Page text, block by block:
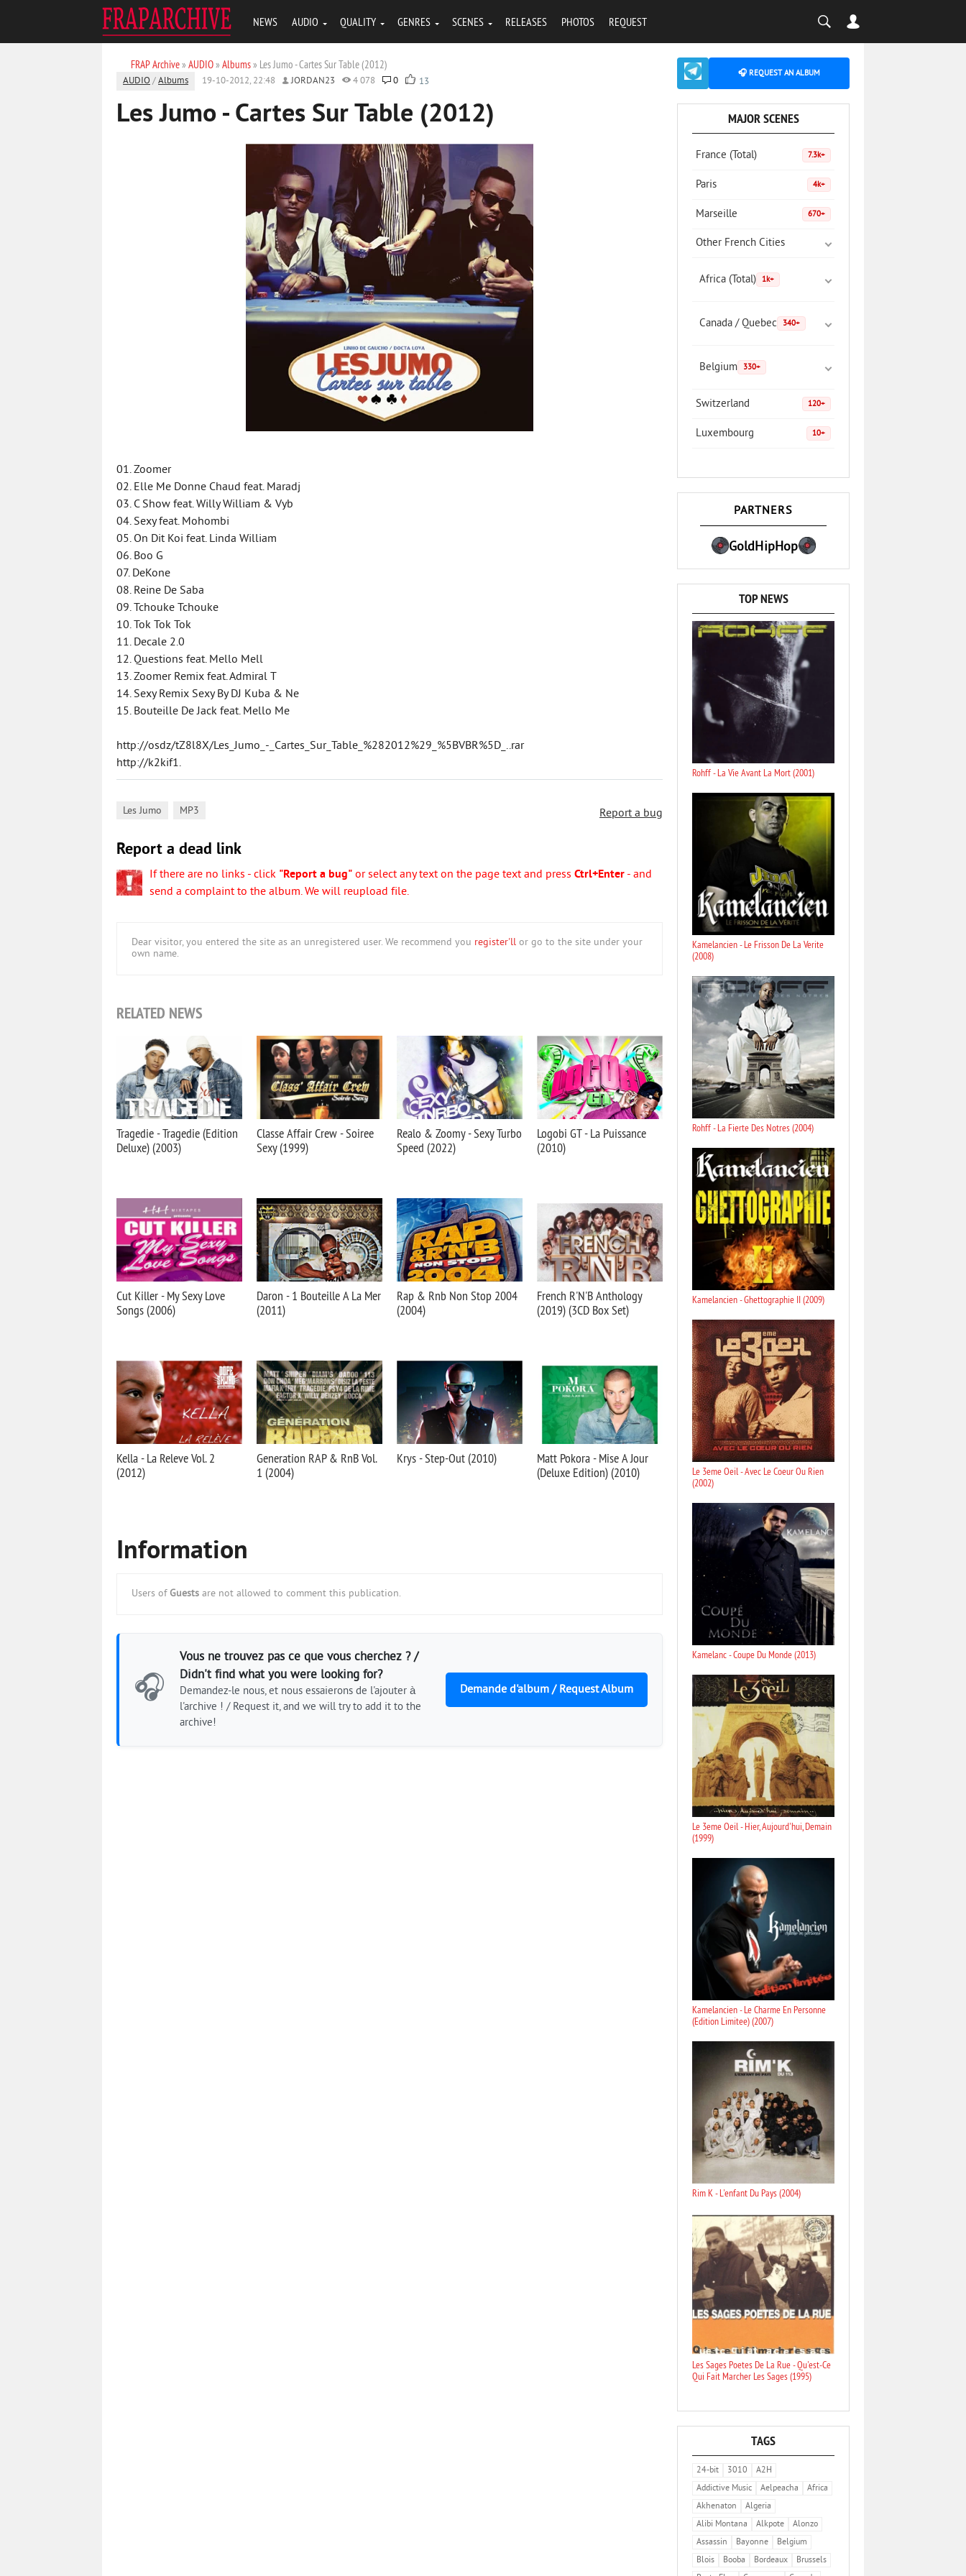
NEWS AUDIO QUALITY GENRES SCENES RELEASES PHOTOS REQUEST
FRAP Archive» AUDIO» Albums» Les Jumo - Cartes Sur Table (2012)
AUDIO /Albums 19-10-2012, 22:48 JORDAN23 4 078 0 13
Les Jumo - Cartes Sur Table (2012)
01. Zoomer
02. Elle Me Donne Chaud feat. Maradj
03. C Show feat. Willy William & Vyb
04. Sexy feat. Mohombi
05. On Dit Koi feat. Linda William
06. Boo G
07. DeKone
08. Reine De Saba
09. Tchouke Tchouke
10. Tok Tok Tok
11. Decale 2.0
12. Questions feat. Mello Mell
13. Zoomer Remix feat. Admiral T
14. Sexy Remix Sexy By DJ Kuba & Ne
15. Bouteille De Jack feat. Mello Me
http://osdz/tZ8l8X/Les_Jumo_-_Cartes_Sur_Table_%282012%29_%5BVBR%5D_..rar
http://k2kif1.
Report a bug
Les Jumo MP3
Report a dead link
If there are no links - click "Report a bug" or select any text on the page text and press Ctrl+Enter - and
send a complaint to the album. We will reupload file.
Dear visitor, you entered the site as an unregistered user. We recommend you register'll or go to the site under your
own name.
RELATED NEWS
Tragedie - Tragedie (Edition
Deluxe) (2003)
Classe Affair Crew - Soiree
Sexy (1999)
Realo & Zoomy - Sexy Turbo
Speed (2022)
Logobi GT - La Puissance
(2010)
Cut Killer - My Sexy Love
Songs (2006)
Daron - 1 Bouteille A La Mer
(2011)
Rap & Rnb Non Stop 2004
(2004)
French R'N'B Anthology
(2019) (3CD Box Set)
Kella - La Releve Vol. 2
(2012)
Generation RAP & RnB Vol.
1 (2004)
Krys - Step-Out (2010)
Matt Pokora - Mise A Jour
(Deluxe Edition) (2010)
Information
Users of Guests are not allowed to comment this publication.
🎧
Vous ne trouvez pas ce que vous cherchez ? /
Didn't find what you were looking for?
Demandez-le nous, et nous essaierons de l'ajouter à
l'archive ! / Request it, and we will try to add it to the
archive!
Demande d'album / Request Album
🎧 REQUEST AN ALBUM
MAJOR SCENES
France (Total) 7.3k+
Paris 4k+
Marseille 670+
Other French Cities
Africa (Total) 1k+
Canada / Quebec 340+
Belgium 330+
Switzerland 120+
Luxembourg 10+
PARTNERS
GoldHipHop
TOP NEWS
Rohff - La Vie Avant La Mort (2001)
Kamelancien - Le Frisson De La Verite
(2008)
Rohff - La Fierte Des Notres (2004)
Kamelancien - Ghettographie II (2009)
Le 3eme Oeil - Avec Le Coeur Ou Rien
(2002)
Kamelanc - Coupe Du Monde (2013)
Le 3eme Oeil - Hier, Aujourd'hui, Demain
(1999)
Kamelancien - Le Charme En Personne
(Edition Limitee) (2007)
Rim K - L'enfant Du Pays (2004)
Les Sages Poetes De La Rue - Qu'est-Ce
Qui Fait Marcher Les Sages (1995)
TAGS
24-bit 3010
A2H
Addictive Music
Aelpeacha
Africa
Akhenaton
Algeria
Alibi Montana
Alkpote
Alonzo
Assassin
Bayonne
Belgium
Blois
Booba Bordeaux
Brussels